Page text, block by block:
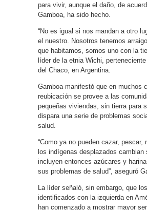
para vivir, aunque el daño, de
Gamboa, ha sido hecho.
“No es igual si nos mandan a otro
el nuestro. Nosotros tenemos
que habitamos, somos uno con la
líder de la etnia Wichi,
del Chaco, en Argentina.
Gamboa manifestó que en muchos
reubicación se provee a las
pequeñas viviendas, sin tierra para
dispara una serie de problemas
salud.
“Como ya no pueden cazar, pescar,
los indígenas desplazados cambian
incluyen entonces azúcares y
sus problemas de salud”, aseguró
La líder señaló, sin embargo, que
identificados con la izquierda en
han comenzado a mostrar mayor